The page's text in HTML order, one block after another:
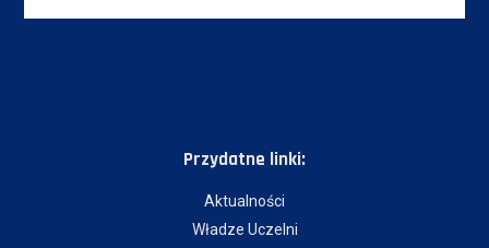
Przydatne linki:
Aktualności
Władze Uczelni